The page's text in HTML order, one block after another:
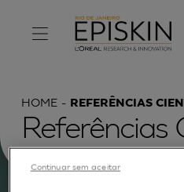
HOME REFERÊNCIAS
Referências
Continuar sem aceitar